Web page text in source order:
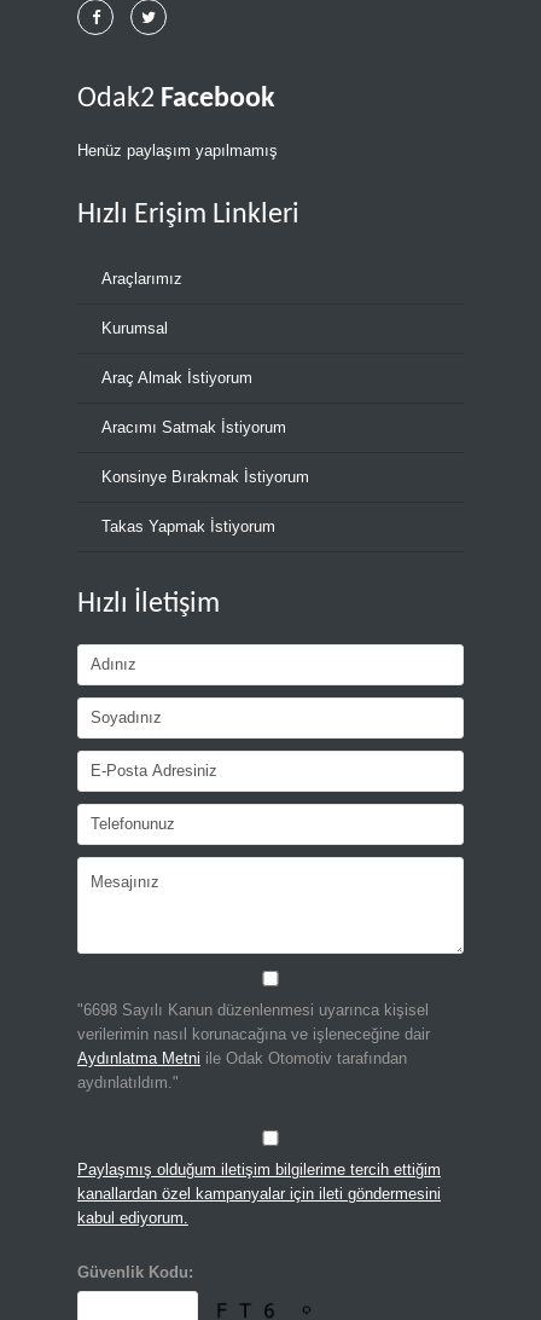
Odak2 Facebook
Henüz paylaşım yapılmamış
Hızlı Erişim Linkleri
Araçlarımız
Kurumsal
Araç Almak İstiyorum
Aracımı Satmak İstiyorum
Konsinye Bırakmak İstiyorum
Takas Yapmak İstiyorum
Hızlı İletişim
"6698 Sayılı Kanun düzenlenmesi uyarınca kişisel
verilerimin nasıl korunacağına ve işleneceğine dair
Aydınlatma Metni ile Odak Otomotiv tarafından
aydınlatıldım."
Paylaşmış olduğum iletişim bilgilerime tercih ettiğim
kanallardan özel kampanyalar için ileti göndermesini
kabul ediyorum.
Güvenlik Kodu: